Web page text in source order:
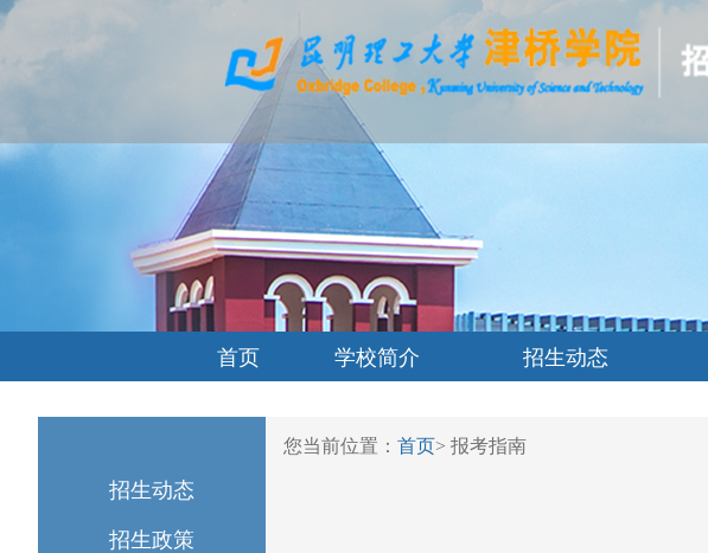
首页 学校简介 招生动态
招生动态
招生政策
您当前位置： 首页> 报考指南